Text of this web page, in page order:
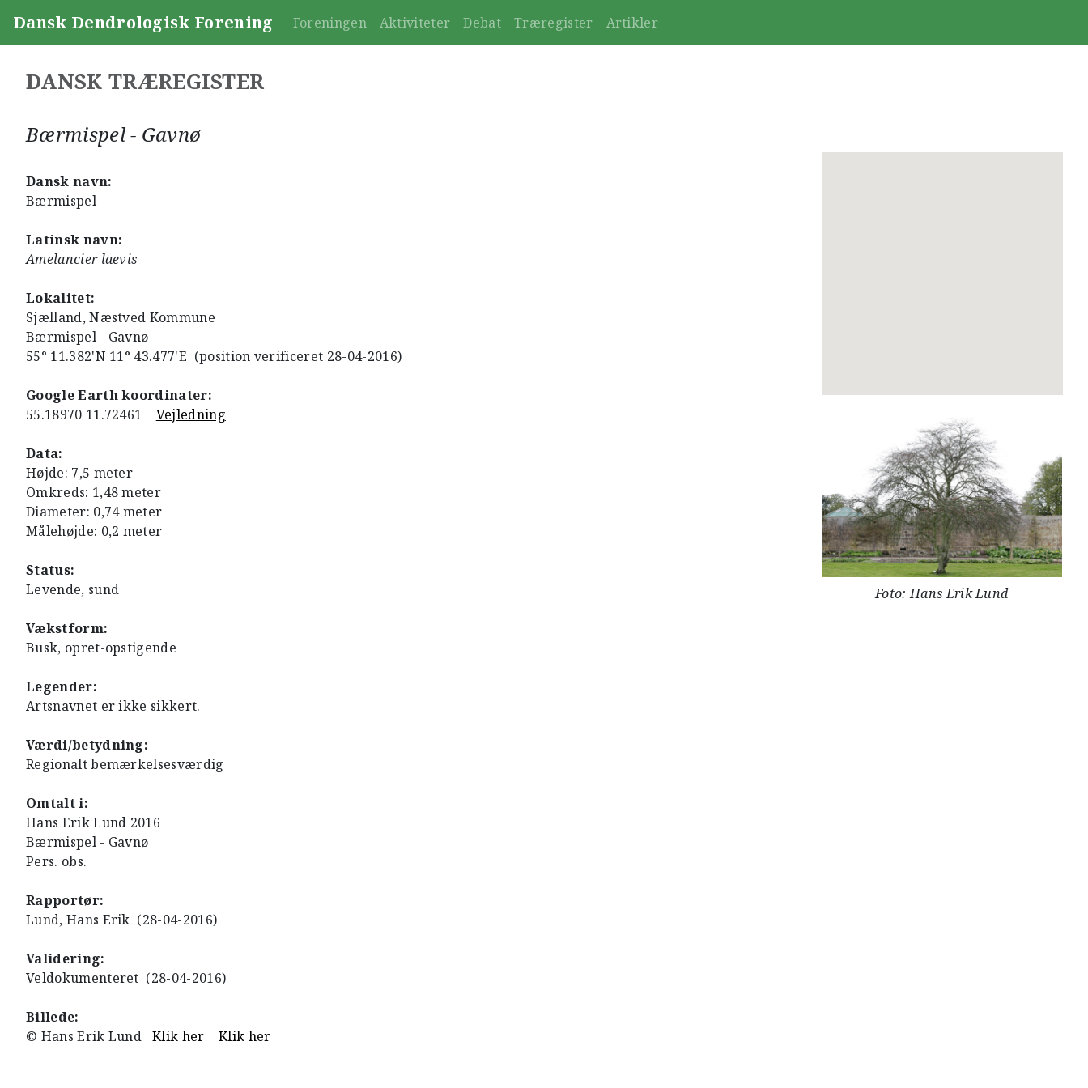
Dansk Dendrologisk Forening Foreningen Aktiviteter Debat Træregister Artikler
DANSK TRÆREGISTER
Bærmispel - Gavnø
Dansk navn:
Bærmispel
Latinsk navn:
Amelancier laevis
Lokalitet:
Sjælland, Næstved Kommune
Bærmispel - Gavnø
55° 11.382'N 11° 43.477'E (position verificeret 28-04-2016)
Google Earth koordinater:
55.18970 11.72461 Vejledning
Data:
Højde: 7,5 meter
Omkreds: 1,48 meter
Diameter: 0,74 meter
Målehøjde: 0,2 meter
Status:
Levende, sund
Vækstform:
Busk, opret-opstigende
Legender:
Artsnavnet er ikke sikkert.
Værdi/betydning:
Regionalt bemærkelsesværdig
Omtalt i:
Hans Erik Lund 2016
Bærmispel - Gavnø
Pers. obs.
Rapportør:
Lund, Hans Erik (28-04-2016)
Validering:
Veldokumenteret (28-04-2016)
Billede:
© Hans Erik LundKlik her Klik her
Foto: Hans Erik Lund